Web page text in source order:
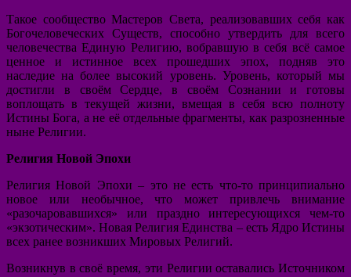
Такое сообщество Мастеров Света, реализовавших себя как
Богочеловеческих Существ, способно утвердить для всего
человечества Единую Религию, вобравшую в себя всё самое
ценное и истинное всех прошедших эпох, подняв это
наследие на более высокий уровень. Уровень, который мы
достигли в своём Сердце, в своём Сознании и готовы
воплощать в текущей жизни, вмещая в себя всю полноту
Истины Бога, а не её отдельные фрагменты, как разрозненные
ныне Религии.
Религия Новой Эпохи
Религия Новой Эпохи – это не есть что-то принципиально
новое или необычное, что может привлечь внимание
«разочаровавшихся» или праздно интересующихся чем-то
«экзотическим». Новая Религия Единства – есть Ядро Истины
всех ранее возникших Мировых Религий.
Возникнув в своё время, эти Религии оставались Источником